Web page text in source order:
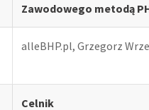
Zawodowego metodą
alleBHP.pl, Grzegorz
Celnik